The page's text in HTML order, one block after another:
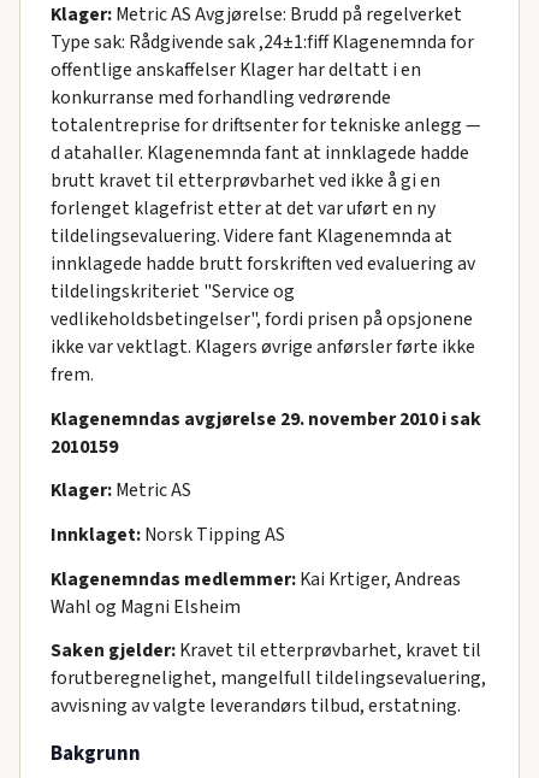
Klager:Metric AS Avgjørelse: Brudd på regelverket
Type sak: Rådgivende sak ,24±1:fiff Klagenemnda for
offentlige anskaffelser Klager har deltatt i en
konkurranse med forhandling vedrørende
totalentreprise for driftsenter for tekniske anlegg —
d atahaller. Klagenemnda fant at innklagede hadde
brutt kravet til etterprøvbarhet ved ikke å gi en
forlenget klagefrist etter at det var uført en ny
tildelingsevaluering. Videre fant Klagenemnda at
innklagede hadde brutt forskriften ved evaluering av
tildelingskriteriet "Service og
vedlikeholdsbetingelser", fordi prisen på opsjonene
ikke var vektlagt. Klagers øvrige anførsler førte ikke
frem.
Klagenemndas avgjørelse 29. november 2010 i sak
2010159
Klager:Metric AS
Innklaget:Norsk Tipping AS
Klagenemndas medlemmer:Kai Krtiger, Andreas
Wahl og Magni Elsheim
Saken gjelder:Kravet til etterprøvbarhet, kravet til
forutberegnelighet, mangelfull tildelingsevaluering,
avvisning av valgte leverandørs tilbud, erstatning.
Bakgrunn